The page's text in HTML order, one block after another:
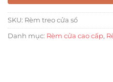
SKU: Rèm treo cửa sổ
Danh mục: Rèm cửa cao cấp,